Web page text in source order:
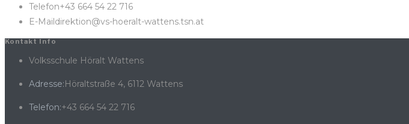
Telefon+43 664 54 22 716
E-Maildirektion@vs-hoeralt-wattens.tsn.at
Kontakt Info
Volksschule Höralt Wattens
Adresse:Höraltstraße 4, 6112 Wattens
Telefon:+43 664 54 22 716